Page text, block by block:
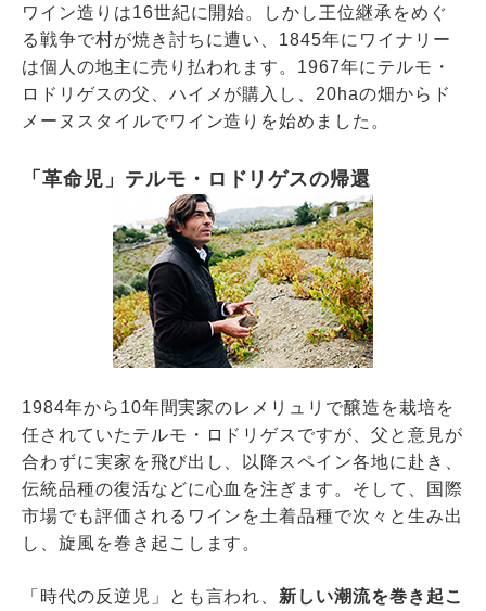
ワイン造りは16世紀に開始。しかし王位継承をめぐ
る戦争で村が焼き討ちに遭い、1845年にワイナリー
は個人の地主に売り払われます。1967年にテルモ・
ロドリゲスの父、ハイメが購入し、20haの畑からド
メーヌスタイルでワイン造りを始めました。
「革命児」テルモ・ロドリゲスの帰還
1984年から10年間実家のレメリュリで醸造を栽培を
任されていたテルモ・ロドリゲスですが、父と意見が
合わずに実家を飛び出し、以降スペイン各地に赴き、
伝統品種の復活などに心血を注ぎます。そして、国際
市場でも評価されるワインを土着品種で次々と生み出
し、旋風を巻き起こします。
「時代の反逆児」とも言われ、 新しい潮流を巻き起こ